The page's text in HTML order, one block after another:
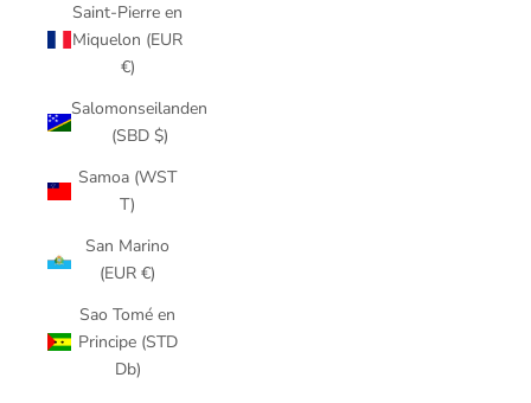
Saint-Pierre en
Miquelon (EUR
€)
Salomonseilanden
(SBD $)
Samoa (WST
T)
San Marino
(EUR €)
Sao Tomé en
Principe (STD
Db)